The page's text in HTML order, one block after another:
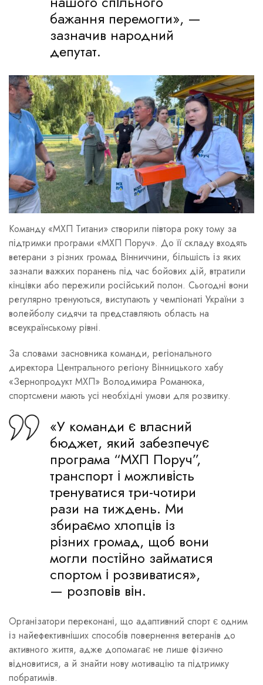
бажання перемогти», —
зазначив народний
депутат.
Команду «МХП Титани» створили півтора року тому за
підтримки програми «МХП Поруч». До її складу входять
ветерани з різних громад Вінниччини, більшість із яких
зазнали важких поранень під час бойових дій, втратили
кінцівки або пережили російський полон. Сьогодні вони
регулярно тренуються, виступають у чемпіонаті України з
волейболу сидячи та представляють область на
всеукраїнському рівні.
За словами засновника команди, регіонального
директора Центрального регіону Вінницького хабу
«Зернопродукт МХП» Володимира Романюка,
спортсмени мають усі необхідні умови для розвитку.
«У команди є власний
бюджет, який забезпечує
програма “МХП Поруч”,
транспорт і можливість
тренуватися три-чотири
рази на тиждень. Ми
збираємо хлопців із
різних громад, щоб вони
могли постійно займатися
спортом і розвиватися»,
— розповів він.
Організатори переконані, що адаптивний спорт є одним
із найефективніших способів повернення ветеранів до
активного життя, адже допомагає не лише фізично
відновитися, а й знайти нову мотивацію та підтримку
побратимів.